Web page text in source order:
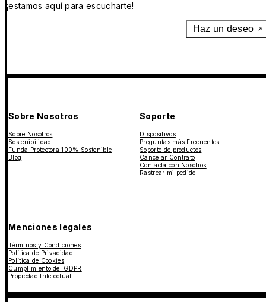
¡estamos aquí para escucharte!
Haz un deseo
Sobre Nosotros
Sobre Nosotros
Sostenibilidad
Funda Protectora 100% Sostenible
Blog
Soporte
Dispositivos
Preguntas más Frecuentes
Soporte de productos
Cancelar Contrato
Contacta con Nosotros
Rastrear mi pedido
Menciones legales
Términos y Condiciones
Política de Privacidad
Política de Cookies
Cumplimiento del GDPR
Propiedad Intelectual